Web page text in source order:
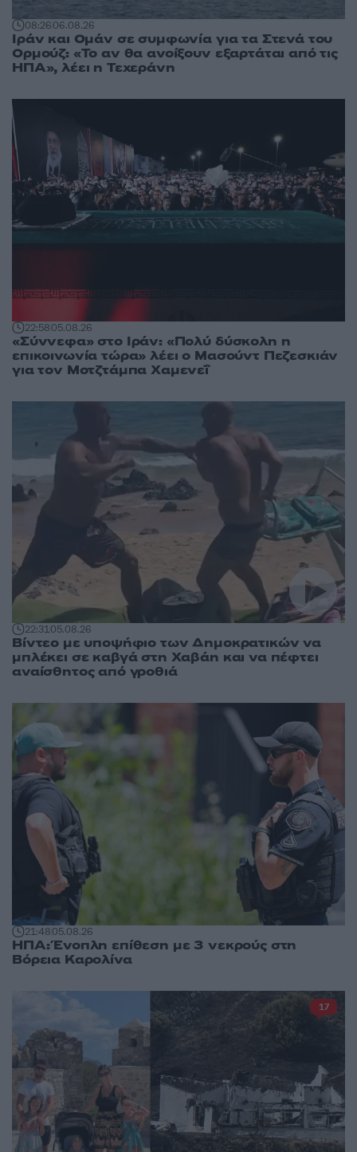
08:2606.08.26
Ιράν και Ομάν σε συμφωνία για τα Στενά του
Ορμούζ: «Το αν θα ανοίξουν εξαρτάται από τις
ΗΠΑ», λέει η Τεχεράνη
22:5805.08.26
«Σύννεφα» στο Ιράν: «Πολύ δύσκολη η
επικοινωνία τώρα» λέει ο Μασούντ Πεζεσκιάν
για τον Μοτζτάμπα Χαμενεΐ
22:3105.08.26
Βίντεο με υποψήφιο των Δημοκρατικών να
μπλέκει σε καβγά στη Χαβάη και να πέφτει
αναίσθητος από γροθιά
21:4805.08.26
ΗΠΑ: Ένοπλη επίθεση με 3 νεκρούς στη
Βόρεια Καρολίνα
17